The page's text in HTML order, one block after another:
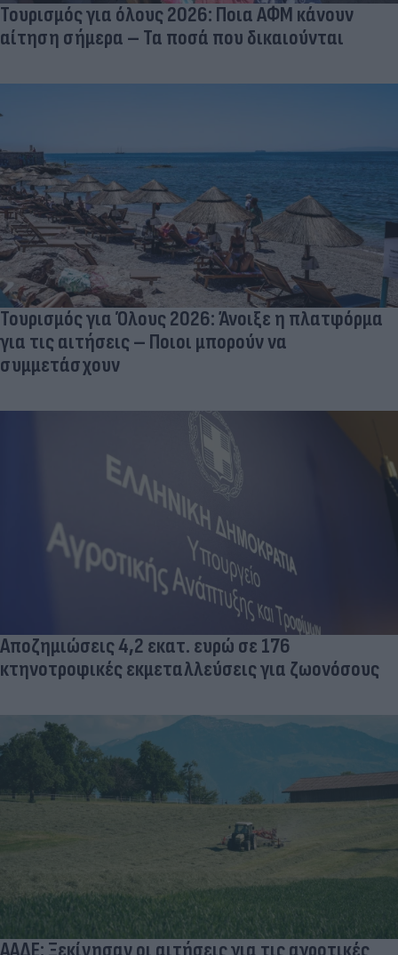
Τουρισμός για όλους 2026: Ποια ΑΦΜ κάνουν
αίτηση σήμερα – Τα ποσά που δικαιούνται
Τουρισμός για Όλους 2026: Άνοιξε η πλατφόρμα
για τις αιτήσεις – Ποιοι μπορούν να
συμμετάσχουν
Αποζημιώσεις 4,2 εκατ. ευρώ σε 176
κτηνοτροφικές εκμεταλλεύσεις για ζωονόσους
ΑΑΔΕ: Ξεκίνησαν οι αιτήσεις για τις αγροτικές